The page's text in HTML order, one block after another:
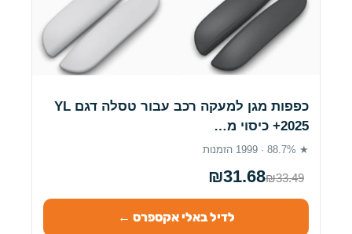
כפפות מגן למעקה רכב עבור טסלה דגם YL
2025+ כיסוי מ…
★ 88.7% · 1999 הזמנות
₪31.68₪33.49
לדיל באלי אקספרס ←